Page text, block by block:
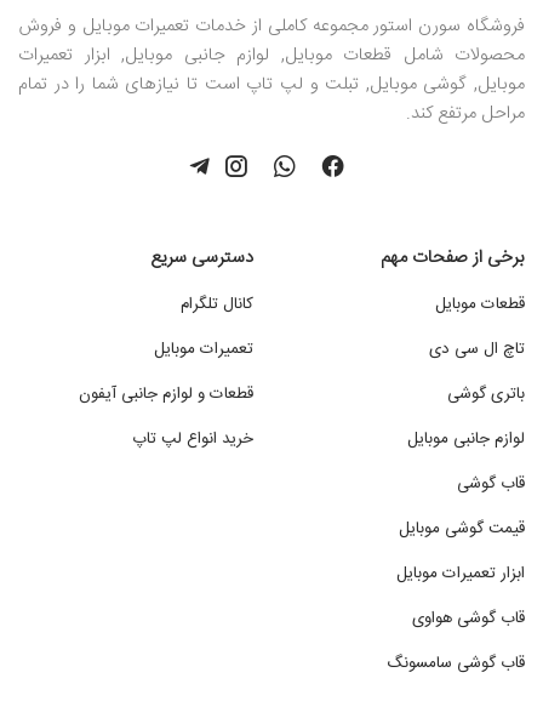
فروشگاه سورن استور مجموعه کاملی از خدمات تعمیرات موبایل و فروش
محصولات شامل قطعات موبایل, لوازم جانبی موبایل, ابزار تعمیرات
موبایل, گوشی موبایل, تبلت و لپ تاپ است تا نیازهای شما را در تمام
مراحل مرتفع کند.
برخی از صفحات مهم
قطعات موبایل
تاچ ال سی دی
باتری گوشی
لوازم جانبی موبایل
قاب گوشی
قیمت گوشی موبایل
ابزار تعمیرات موبایل
قاب گوشی هواوی
قاب گوشی سامسونگ
دسترسی سریع
کانال تلگرام
تعمیرات موبایل
قطعات و لوازم جانبی آیفون
خرید انواع لپ تاپ